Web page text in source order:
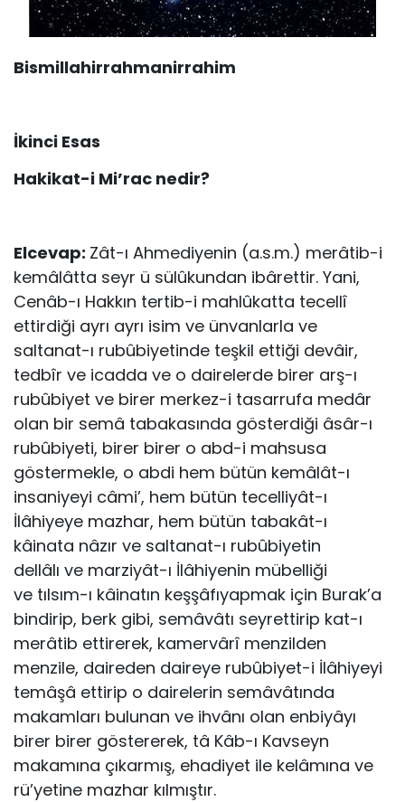
Bismillahirrahmanirrahim
İkinci Esas
Hakikat-i Mi’rac nedir?
Elcevap: Zât-ı Ahmediyenin (a.s.m.) merâtib-i
kemâlâtta seyr ü sülûkundan ibârettir. Yani,
Cenâb-ı Hakkın tertib-i mahlûkatta tecellî
ettirdiği ayrı ayrı isim ve ünvanlarla ve
saltanat-ı rubûbiyetinde teşkil ettiği devâir,
tedbîr ve icadda ve o dairelerde birer arş-ı
rubûbiyet ve birer merkez-i tasarrufa medâr
olan bir semâ tabakasında gösterdiği âsâr-ı
rubûbiyeti, birer birer o abd-i mahsusa
göstermekle, o abdi hem bütün kemâlât-ı
insaniyeyi câmi’, hem bütün tecelliyât-ı
İlâhiyeye mazhar, hem bütün tabakât-ı
kâinata nâzır ve saltanat-ı rubûbiyetin
dellâlı ve marziyât-ı İlâhiyenin mübelliği
ve tılsım-ı kâinatın keşşâfıyapmak için Burak’a
bindirip, berk gibi, semâvâtı seyrettirip kat-ı
merâtib ettirerek, kamervârî menzilden
menzile, daireden daireye rubûbiyet-i İlâhiyeyi
temâşâ ettirip o dairelerin semâvâtında
makamları bulunan ve ihvânı olan enbiyâyı
birer birer göstererek, tâ Kâb-ı Kavseyn
makamına çıkarmış, ehadiyet ile kelâmına ve
rü’yetine mazhar kılmıştır.